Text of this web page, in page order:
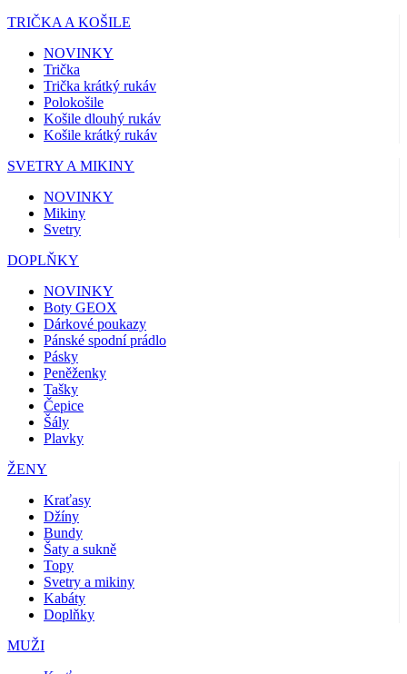
TRIČKA A KOŠILE
NOVINKY
Trička
Trička krátký rukáv
Polokošile
Košile dlouhý rukáv
Košile krátký rukáv
SVETRY A MIKINY
NOVINKY
Mikiny
Svetry
DOPLŇKY
NOVINKY
Boty GEOX
Dárkové poukazy
Pánské spodní prádlo
Pásky
Peněženky
Tašky
Čepice
Šály
Plavky
ŽENY
Kraťasy
Džíny
Bundy
Šaty a sukně
Topy
Svetry a mikiny
Kabáty
Doplňky
MUŽI